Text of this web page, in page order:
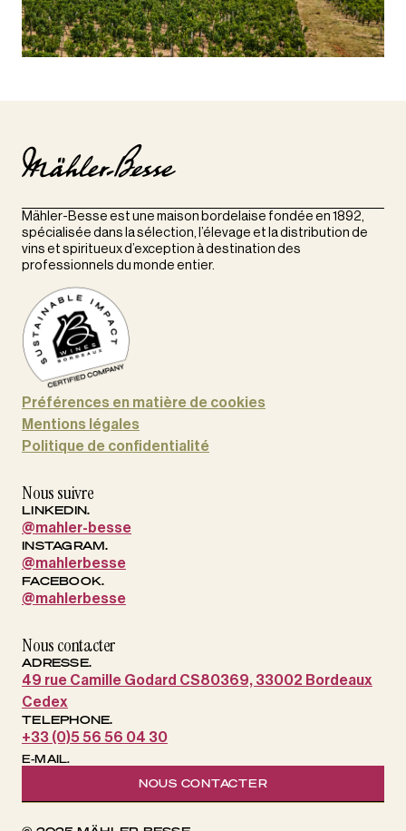
Mähler-Besse est une maison bordelaise fondée en 1892,
spécialisée dans la sélection, l’élevage et la distribution de
vins et spiritueux d’exception à destination des
professionnels du monde entier.
Préférences en matière de cookies
Mentions légales
Politique de confidentialité
Nous suivre
LINKEDIN.
@mahler-besse
INSTAGRAM.
@mahlerbesse
FACEBOOK.
@mahlerbesse
Nous contacter
ADRESSE.
49 rue Camille Godard CS80369, 33002 Bordeaux
Cedex
TELEPHONE.
+33 (0)5 56 56 04 30
E-MAIL.
NOUS CONTACTER